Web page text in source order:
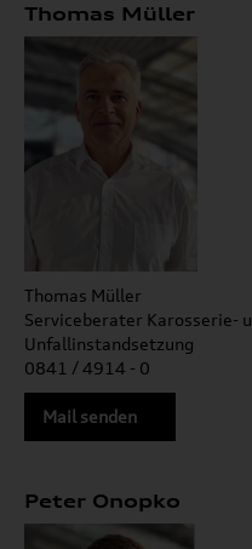
Thomas Müller
Thomas Müller
Serviceberater Karosserie-
Unfallinstandsetzung
0841 / 4914 - 0
Mail senden
Peter Onopko